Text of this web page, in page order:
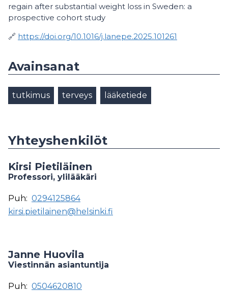
regain after substantial weight loss in Sweden: a
prospective cohort study
🔗 https://doi.org/10.1016/j.lanepe.2025.101261
Avainsanat
tutkimus terveys lääketiede
Yhteyshenkilöt
Kirsi Pietiläinen
Professori, ylilääkäri
Puh: 0294125864
kirsi.pietilainen@helsinki.fi
Janne Huovila
Viestinnän asiantuntija
Puh: 0504620810